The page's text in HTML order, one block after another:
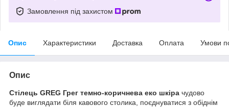
Замовлення під захистом
Опис Характеристики Доставка Оплата Умови
Опис
Стілець GREG Грег темно-коричнева еко шкіра чудово
буде виглядати біля кавового столика, поєднуватися з обіднім